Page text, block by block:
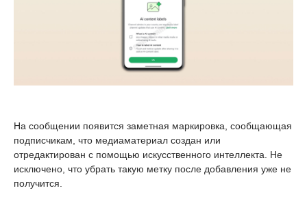
На сообщении появится заметная маркировка, сообщающая
подписчикам, что медиаматериал создан или
отредактирован с помощью искусственного интеллекта. Не
исключено, что убрать такую метку после добавления уже не
получится.